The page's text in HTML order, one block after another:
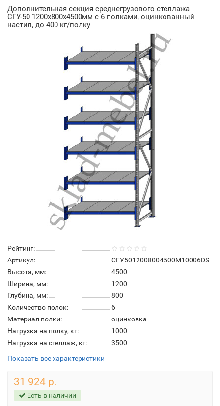
Дополнительная секция среднегрузового стеллажа
СГУ-50 1200х800х4500мм с 6 полками, оцинкованный
настил, до 400 кг/полку
Рейтинг:
Артикул:
СГУ5012008004500М10006DS
Высота, мм:
4500
Ширина, мм:
1200
Глубина, мм:
800
Количество полок:
6
Материал полки:
оцинковка
Нагрузка на полку, кг:
1000
Нагрузка на стеллаж, кг:
3500
Показать все характеристики
31 924 р.
Есть в наличии